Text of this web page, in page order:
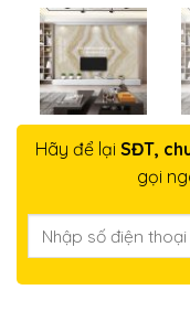
Hãy để lại SĐT,
gọi